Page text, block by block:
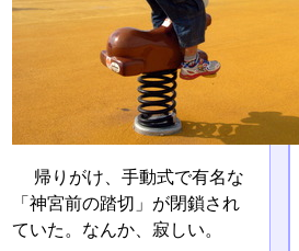
帰りがけ、手動式で有名な
「神宮前の踏切」が閉鎖され
ていた。なんか、寂しい。